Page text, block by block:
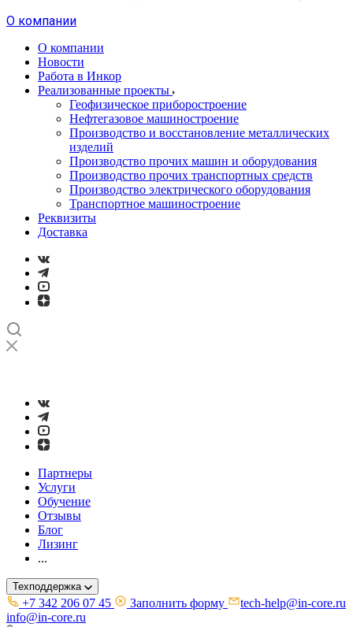
О компании
О компании
Новости
Работа в Инкор
Реализованные проекты
Геофизическое приборостроение
Нефтегазовое машиностроение
Производство и восстановление металлических
изделий
Производство прочих машин и оборудования
Производство прочих транспортных средств
Производство электрического оборудования
Транспортное машиностроение
Реквизиты
Доставка
Партнеры
Услуги
Обучение
Отзывы
Блог
Лизинг
...
Техподдержка
+7 342 206 07 45 Заполнить форму
tech-help@in-core.ru
info@in-core.ru